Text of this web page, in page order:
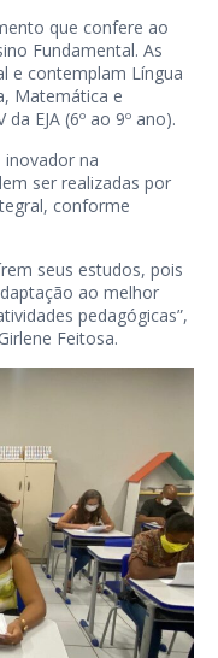
que confere ao
Fundamental. As
e contemplam Língua
Matemática e
EJA (6º ao 9º ano).
inovador na
ser realizadas por
conforme
seus estudos, pois
ao melhor
pedagógicas”,
Feitosa.